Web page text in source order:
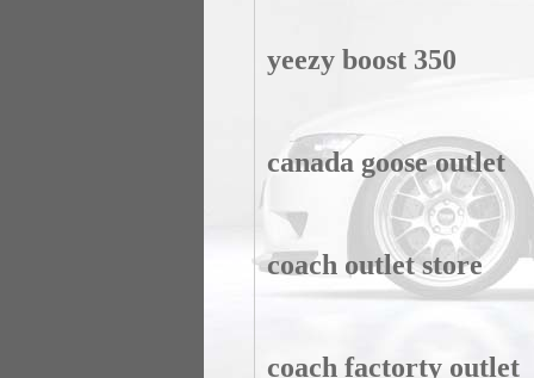
yeezy boost 350
canada goose outlet
coach outlet store
coach factorty outlet